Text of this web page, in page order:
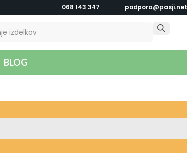
068 143 347 podpora@pasji.net
BLOG